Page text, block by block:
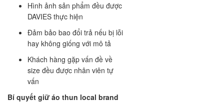
Hình ảnh sản phẩm đều được
DAVIES thực hiện
Đảm bảo bao đổi trả nếu bị lỗi
hay không giống với mô tả
Khách hàng gặp vấn đề về
size đều được nhân viên tự
vấn
Bí quyết giữ áo thun local brand